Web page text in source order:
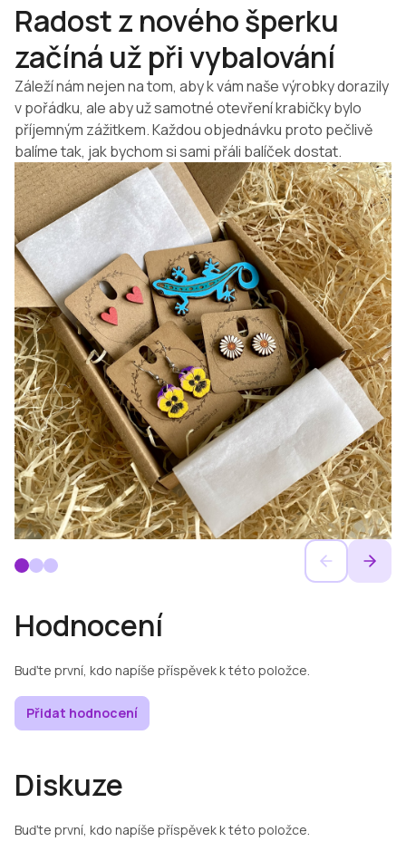
Hodnocení
Buďte první, kdo napíše příspěvek k této položce.
Přidat hodnocení
Diskuze
Buďte první, kdo napíše příspěvek k této položce.
Radost z nového šperku
začíná už při vybalování
Záleží nám nejen na tom, aby k vám naše výrobky dorazily
v pořádku, ale aby už samotné otevření krabičky bylo
příjemným zážitkem. Každou objednávku proto pečlivě
balíme tak, jak bychom si sami přáli balíček dostat.